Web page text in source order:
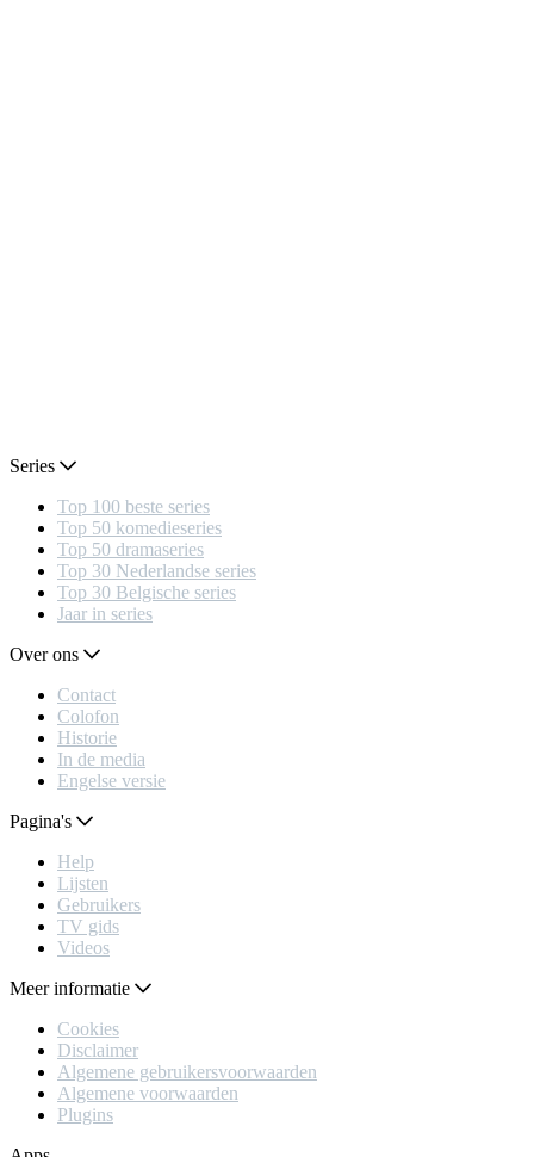
Series
Top 100 beste series
Top 50 komedieseries
Top 50 dramaseries
Top 30 Nederlandse series
Top 30 Belgische series
Jaar in series
Over ons
Contact
Colofon
Historie
In de media
Engelse versie
Pagina's
Help
Lijsten
Gebruikers
TV gids
Videos
Meer informatie
Cookies
Disclaimer
Algemene gebruikersvoorwaarden
Algemene voorwaarden
Plugins